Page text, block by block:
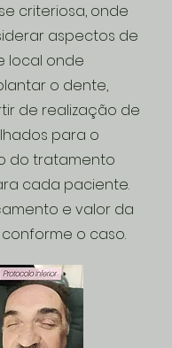
criteriosa, onde
aspectos de
local onde
o dente,
de realização de
para o
do tratamento
cada paciente.
e valor da
o caso.